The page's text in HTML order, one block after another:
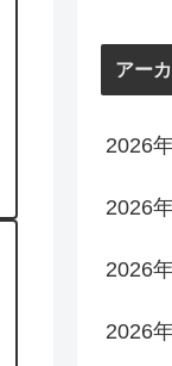
アー
2026
2026
2026
2026